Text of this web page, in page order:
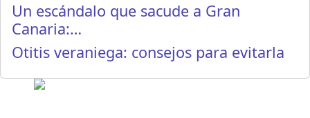
Un escándalo que sacude a Gran
Canaria:…
Otitis veraniega: consejos para evitarla